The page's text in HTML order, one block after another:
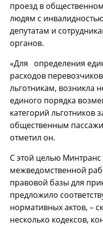
проезд в
людям с
депутатам и
органов.
«Для определения
расходов
льготникам, возникла
единого порядка
категорий льготников
общественным
отметил он.
С этой целью Минтранс
межведомственной
правовой базы для
предложило
нормативных актов, –
несколько кодексов,